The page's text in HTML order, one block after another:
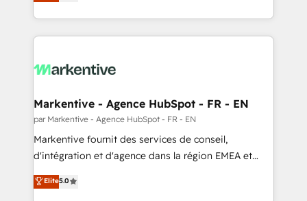
Software) and Point Success Media (Paid Media),
making this the official home for all three brands. 🔄
and system integrations powered by Globalia’s
trainers to drive platform adoption. 📈 Revenue
Generation - Full-funnel marketing and high-
performance advertising via Point Success Media. -
Expert deployment of Breeze AI and custom agents
accreditations and deep HIPAA-compliance
Markentive - Agence HubSpot - FR - EN
par Markentive - Agence HubSpot - FR - EN
Markentive fournit des services de conseil,
d'intégration et d'agence dans la région EMEA et
North America. Avec plus de 115 experts en
marketing automation, Growth, Revops, CRM et
Elite5.0